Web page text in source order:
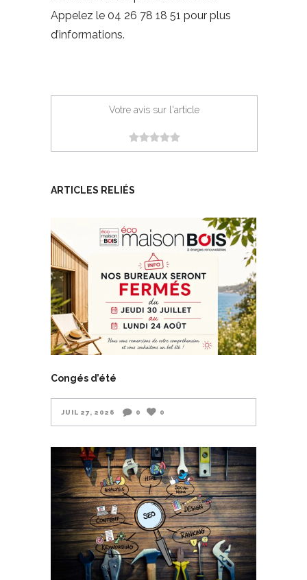
Appelez le 04 26 78 18 51 pour plus
d’informations.
Votre avis sur l'article
ARTICLES RELIÉS
Congés d’été
JUIL 27, 2026 0 0